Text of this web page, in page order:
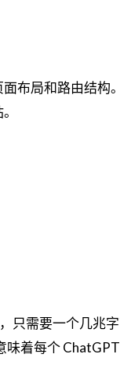
布局和路由结构
只需要一个几兆
味着每个